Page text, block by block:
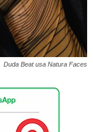
Duda Beat usa Natura Faces